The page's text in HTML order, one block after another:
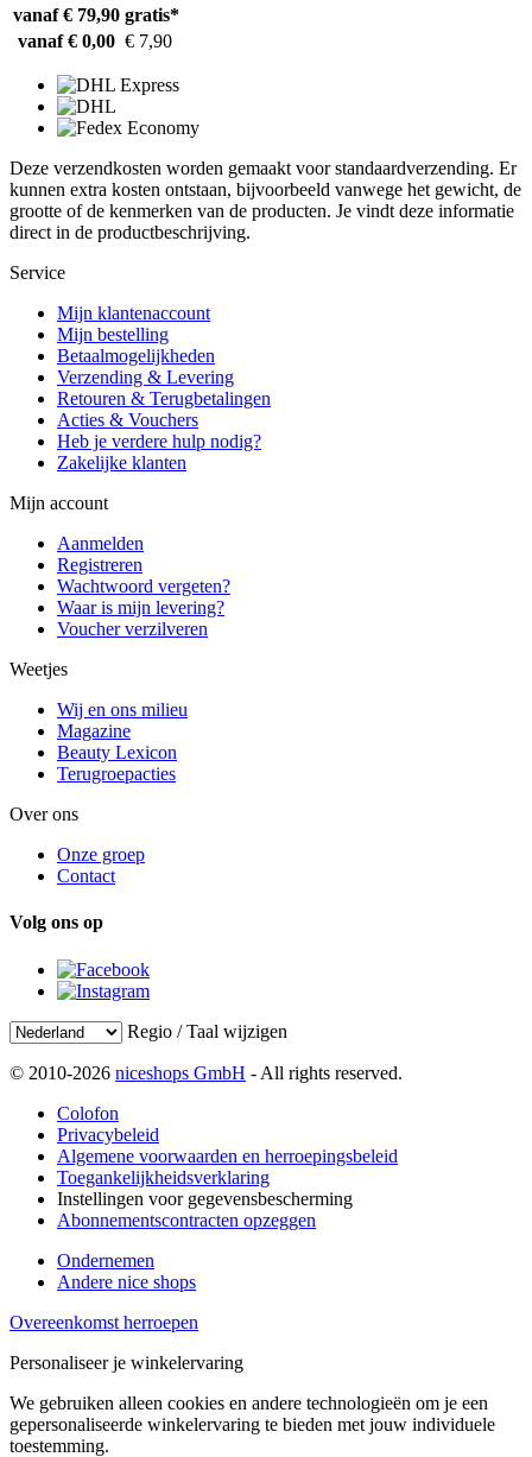
vanaf € 79,90 gratis*
vanaf € 0,00 € 7,90
Deze verzendkosten worden gemaakt voor standaardverzending. Er
kunnen extra kosten ontstaan, bijvoorbeeld vanwege het gewicht, de
grootte of de kenmerken van de producten. Je vindt deze informatie
direct in de productbeschrijving.
Service
Mijn klantenaccount
Mijn bestelling
Betaalmogelijkheden
Verzending & Levering
Retouren & Terugbetalingen
Acties & Vouchers
Heb je verdere hulp nodig?
Zakelijke klanten
Mijn account
Aanmelden
Registreren
Wachtwoord vergeten?
Waar is mijn levering?
Voucher verzilveren
Weetjes
Wij en ons milieu
Magazine
Beauty Lexicon
Terugroepacties
Over ons
Onze groep
Contact
Volg ons op
Regio / Taal wijzigen
© 2010-2026 niceshops GmbH - All rights reserved.
Colofon
Privacybeleid
Algemene voorwaarden en herroepingsbeleid
Toegankelijkheidsverklaring
Instellingen voor gegevensbescherming
Abonnementscontracten opzeggen
Ondernemen
Andere nice shops
Overeenkomst herroepen
Personaliseer je winkelervaring
We gebruiken alleen cookies en andere technologieën om je een
gepersonaliseerde winkelervaring te bieden met jouw individuele
toestemming.